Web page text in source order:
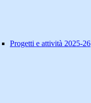
Progetti e attività 2025-26